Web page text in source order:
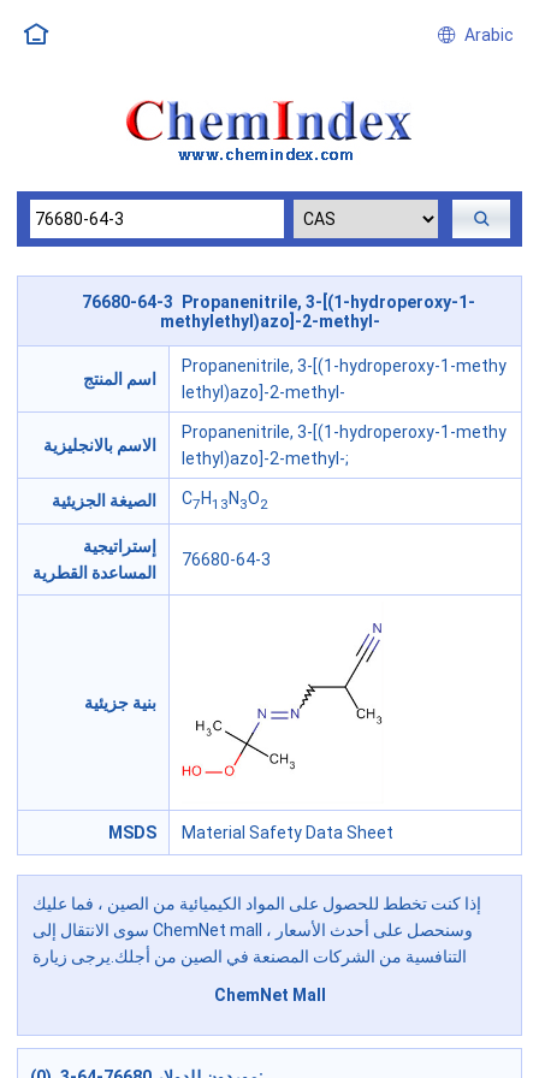
Arabic
76680-64-3 Propanenitrile, 3-[(1-hydroperoxy-1-
methylethyl)azo]-2-methyl-
اسم المنتج
Propanenitrile, 3-[(1-hydroperoxy-1-methy
lethyl)azo]-2-methyl-
الاسم بالانجليزية
Propanenitrile, 3-[(1-hydroperoxy-1-methy
lethyl)azo]-2-methyl-;
الصيغة الجزيئية C7 H13 N 3O2
إستراتيجية
المساعدة القطرية
76680-64-3
بنية جزيئية
MSDS Material Safety Data Sheet
إذا كنت تخطط للحصول على المواد الكيميائية من الصين ، فما عليك
سوى الانتقال إلى ChemNet mall ، وسنحصل على أحدث الأسعار
التنافسية من الشركات المصنعة في الصين من أجلك.يرجى زيارة
ChemNet Mall